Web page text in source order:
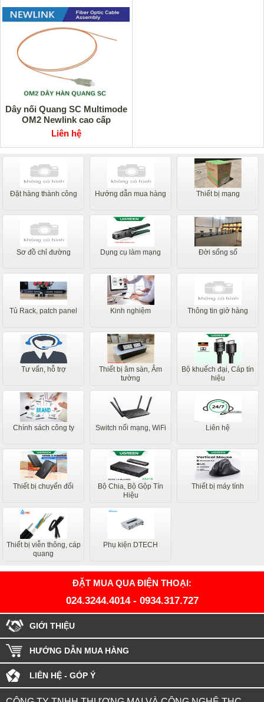
Dây nối Quang SC Multimode
OM2 Newlink cao cấp
Liên hệ
Đặt hàng thành công Hướng dẫn mua hàng Thiết bị mạng
Sơ đồ chỉ đường Dụng cụ làm mạng Đời sống số
Tủ Rack, patch panel Kinh nghiệm Thông tin giở hàng
Tư vấn, hỗ trợ
Thiết bị âm sàn, Âm
tường
Bộ khuếch đại, Cáp tín
hiệu
Chính sách công ty Switch nối mạng, WiFi Liên hệ
Thiết bị chuyển đổi
Bộ Chia, Bộ Gộp Tín
Hiệu
Thiết bị máy tính
Thiết bị viễn thông, cáp
quang
Phụ kiện DTECH
ĐẶT MUA QUA ĐIỆN THOẠI:
024.3244.4014- 0934.317.727
GIỚI THIỆU
HƯỚNG DẪN MUA HÀNG
LIÊN HỆ - GÓP Ý